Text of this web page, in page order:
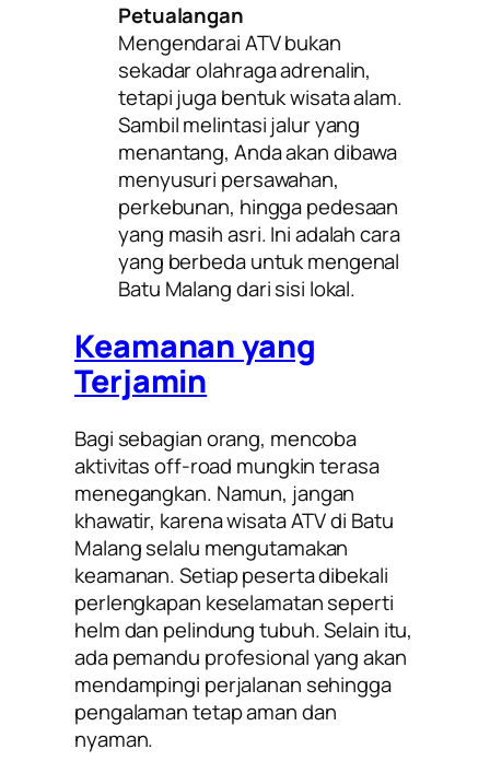
Petualangan
Mengendarai ATV bukan
sekadar olahraga adrenalin,
tetapi juga bentuk wisata alam.
Sambil melintasi jalur yang
menantang, Anda akan dibawa
menyusuri persawahan,
perkebunan, hingga pedesaan
yang masih asri. Ini adalah cara
yang berbeda untuk mengenal
Batu Malang dari sisi lokal.
Keamanan yang
Terjamin
Bagi sebagian orang, mencoba
aktivitas off-road mungkin terasa
menegangkan. Namun, jangan
khawatir, karena wisata ATV di Batu
Malang selalu mengutamakan
keamanan. Setiap peserta dibekali
perlengkapan keselamatan seperti
helm dan pelindung tubuh. Selain itu,
ada pemandu profesional yang akan
mendampingi perjalanan sehingga
pengalaman tetap aman dan
nyaman.